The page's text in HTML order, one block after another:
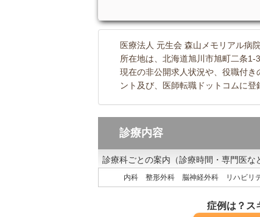
医療法人 元生会 森山メモリアル病
所在地は、北海道旭川市旭町二条1-
現在の非公開求人状況や、役職付
ント及び、医師転職ドットコムに
診療内容
診療科ごとの案内（診療時間・専門医な
内科 整形外科 脳神経外科 リハビリ
症例は？ス